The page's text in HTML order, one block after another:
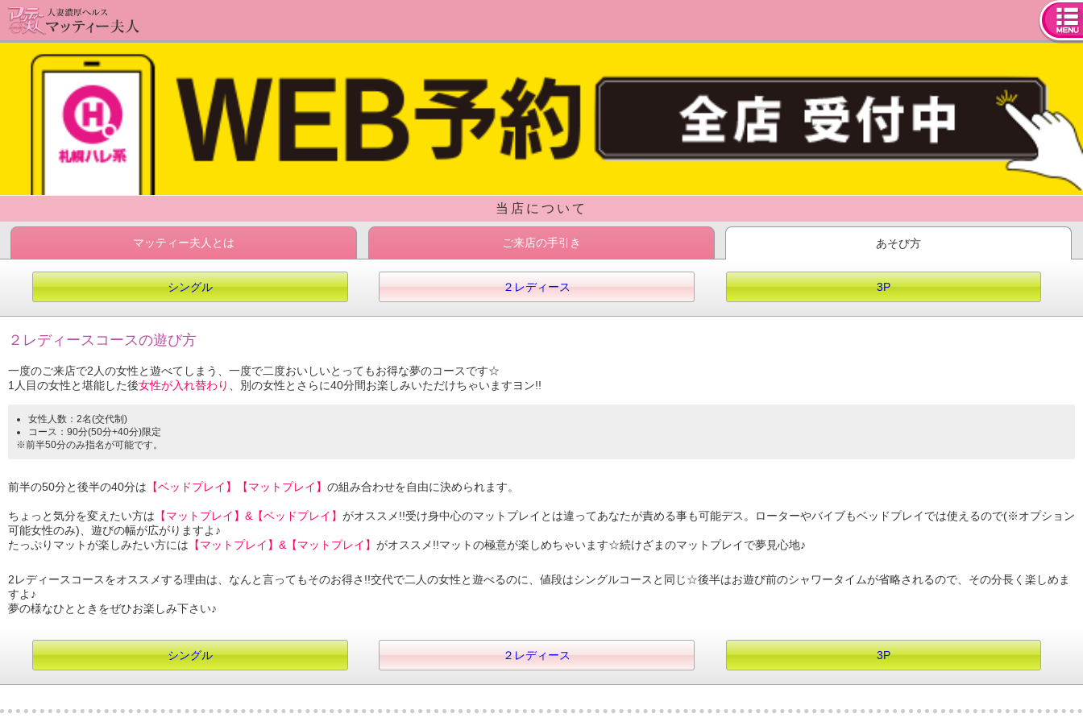
当店について
マッティー夫人とは ご来店の手引き あそび方
シングル ２レディース 3P
２レディースコースの遊び方
一度のご来店で2人の女性と遊べてしまう、一度で二度おいしいとってもお得な夢のコースです☆
1人目の女性と堪能した後女性が入れ替わり 、別の女性とさらに40分間お楽しみいただけちゃいますヨン!!
女性人数：2名(交代制)
コース：90分(50分+40分)限定
※前半50分のみ指名が可能です。
前半の50分と後半の40分は 【ベッドプレイ】【マットプレイ】 の組み合わせを自由に決められます。
ちょっと気分を変えたい方は 【マットプレイ】&【ベッドプレイ】 がオススメ!!受け身中心のマットプレイとは違ってあなたが責める事も可能デス。ローターやバイブもベッドプレイでは使えるので(※オプション
可能女性のみ)、遊びの幅が広がりますよ♪
たっぷりマットが楽しみたい方には 【マットプレイ】&【マットプレイ】 がオススメ!!マットの極意が楽しめちゃいます☆続けざまのマットプレイで夢見心地♪
2レディースコースをオススメする理由は、なんと言ってもそのお得さ!!交代で二人の女性と遊べるのに、値段はシングルコースと同じ☆後半はお遊び前のシャワータイムが省略されるので、その分長く楽しめま
すよ♪
夢の様なひとときをぜひお楽しみ下さい♪
シングル ２レディース 3P